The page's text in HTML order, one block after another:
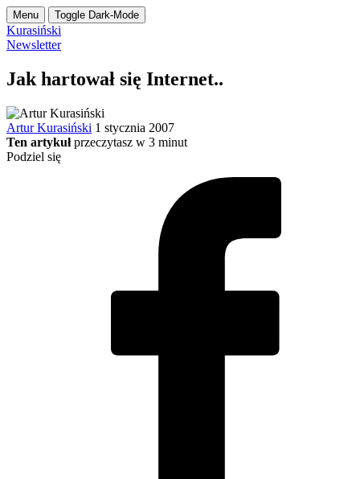
Menu Toggle Dark-Mode
Kurasiński
Newsletter
Jak hartował się Internet..
Artur Kurasiński 1 stycznia 2007
Ten artykuł przeczytasz w 3 minut
Podziel się